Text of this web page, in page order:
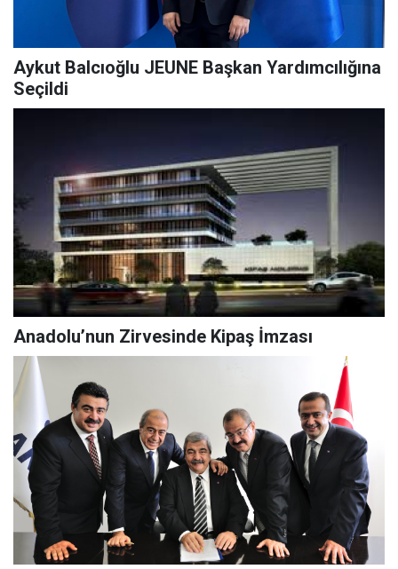
Aykut Balcıoğlu JEUNE Başkan Yardımcılığına
Seçildi
Anadolu’nun Zirvesinde Kipaş İmzası